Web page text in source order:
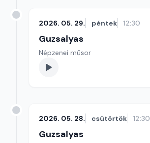
2026. 05. 29. péntek 12:30
Guzsalyas
Népzenei műsor
2026. 05. 28. csütörtök 12:30
Guzsalyas